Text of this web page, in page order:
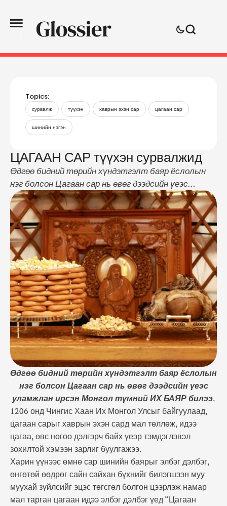
Topics:
сурвалж түүхэн хаврын эхэн сар цагаан сар
шинийн нэгэн
ЦАГААН САР түүхэн сурвалжид
Өдгөө бидний төрийн хүндэтгэлт баяр ёслолын
нэг болсон Цагаан сар нь өвөг дээдсийн үеэс
уламжлан ирсэн Монгол түмний ИХ БАЯР билээ.
1206 онд Чингис Хаан Их Монгол Улсыг
байгуулаад, цагаан сарыг хаврын эхэн сард мал
төллөж, идээ цагаа, өвс ногоо дэлгэрч байх үеэр
тэмдэглэвэл зохилтой хэмээн зарлиг буулгажээ.
Харин үүнээс өмнө сар шинийн баярыг элбэг …
Өдгөө бидний төрийн хүндэтгэлт баяр ёслолын
нэг болсон Цагаан сар нь өвөг дээдсийн үеэс
уламжлан ирсэн Монгол түмний ИХ БАЯР билээ.
1206 онд Чингис Хаан Их Монгол Улсыг байгуулаад,
цагаан сарыг хаврын эхэн сард мал төллөж, идээ
цагаа, өвс ногоо дэлгэрч байх үеэр тэмдэглэвэл
зохилтой хэмээн зарлиг буулгажээ.
Харин үүнээс өмнө сар шинийн баярыг элбэг дэлбэг,
өнгөтөй өөдрөг сайн сайхан бүхнийг билэгшээн муу
муухай зүйлсийг эцэс төгсгөл болгон цээрлэж намар
мал тарган цагаан идээ элбэг дэлбэг үед “Цагаан